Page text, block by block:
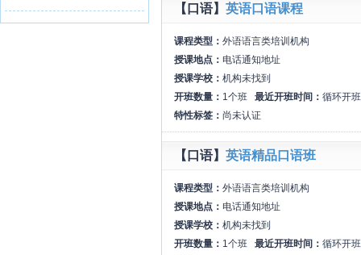
【口语】 英语口语课程
课程类型： 外语语言类培训机构
授课地点： 电话通知地址
授课学校： 机构未找到
开班数量： 1个班 最近开班时间： 循环开班
特性标签： 尚未认证
【口语】 英语精品口语班
课程类型： 外语语言类培训机构
授课地点： 电话通知地址
授课学校： 机构未找到
开班数量： 1个班 最近开班时间： 循环开班